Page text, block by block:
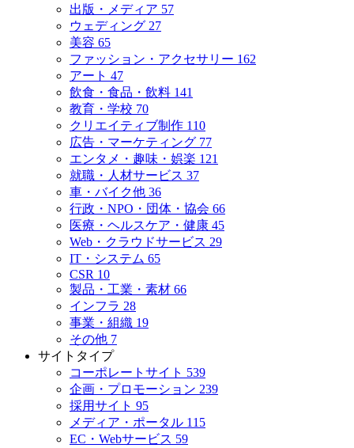
出版・メディア 57
ウェディング 27
美容 65
ファッション・アクセサリー 162
アート 47
飲食・食品・飲料 141
教育・学校 70
クリエイティブ制作 110
広告・マーケティング 77
エンタメ・趣味・娯楽 121
就職・人材サービス 37
車・バイク他 36
行政・NPO・団体・協会 66
医療・ヘルスケア・健康 45
Web・クラウドサービス 29
IT・システム 65
CSR 10
製品・工業・素材 66
インフラ 28
事業・組織 19
その他 7
サイトタイプ
コーポレートサイト 539
企画・プロモーション 239
採用サイト 95
メディア・ポータル 115
EC・Webサービス 59